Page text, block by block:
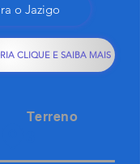
o Jazigo
CLIQUE E SAIBA MAIS
Terreno